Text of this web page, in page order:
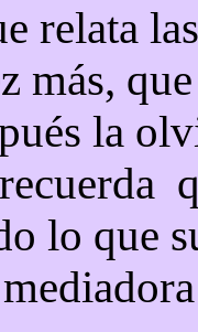
relata
más,
la
lo que